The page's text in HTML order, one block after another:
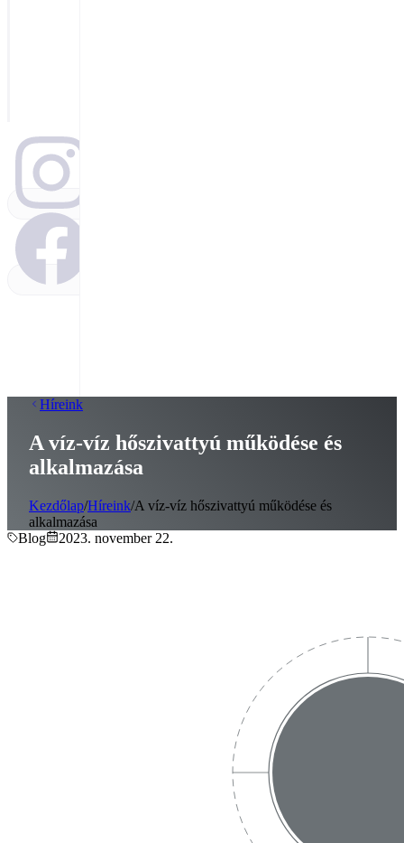
Híreink
A víz-víz hőszivattyú működése és
alkalmazása
Kezdőlap/Híreink/A víz-víz hőszivattyú működése és
alkalmazása
Blog
2023. november 22.